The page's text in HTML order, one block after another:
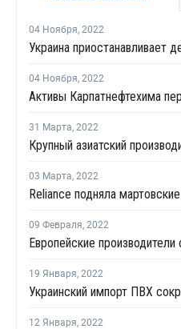
04 Ноября, 2022
Украина приостанавливает
04 Ноября, 2022
Активы Карпатнефтехима
31 Марта, 2022
03 Марта, 2022
Reliance подняла
09 Февраля, 2022
19 Января, 2022
12 Января, 2022